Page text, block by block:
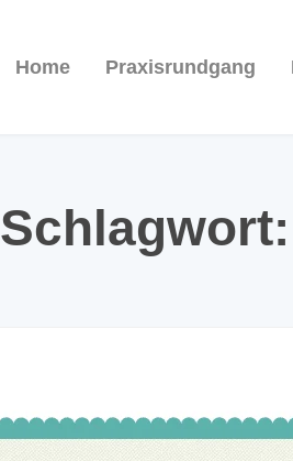
Home Praxisrundgang
Schlagwort: